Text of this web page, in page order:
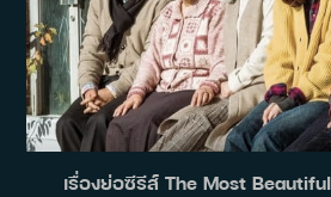
เรื่องย่อซีรีส์ The Most